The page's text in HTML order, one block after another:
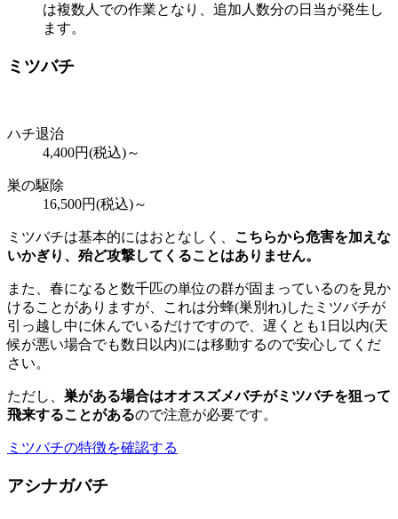
は複数人での作業となり、追加人数分の日当が発生し
ます。
ミツバチ
ハチ退治
4,400円(税込)～
巣の駆除
16,500円(税込)～
ミツバチは基本的にはおとなしく、 こちらから危害を加えな
いかぎり、殆ど攻撃してくることはありません。
また、春になると数千匹の単位の群が固まっているのを見か
けることがありますが、これは分蜂(巣別れ)したミツバチが
引っ越し中に休んでいるだけですので、遅くとも1日以内(天
候が悪い場合でも数日以内)には移動するので安心してくだ
さい。
ただし、 巣がある場合はオオスズメバチがミツバチを狙って
飛来することがあるので注意が必要です。
ミツバチの特徴を確認する
アシナガバチ